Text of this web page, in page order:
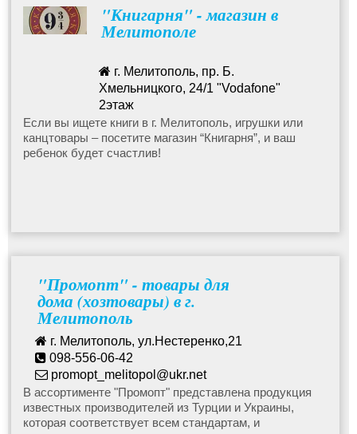
Детские шапки
Коляски
Рюкзаки, сумки и портфели
Детская и подростковая мебель
Детское питание и средства гигиены
"Книгарня" - магазин в
Мелитополе
г. Мелитополь, пр. Б.
Хмельницкого, 24/1 "Vodafone"
2этаж
096-213-35-40
books.toys.84@gmail.com
Если вы ищете книги в г. Мелитополь, игрушки или
канцтовары – посетите магазин “Книгарня”, и ваш
ребенок будет счастлив!
"Промопт" - товары для
дома (хозтовары) в г.
Мелитополь
г. Мелитополь, ул.Нестеренко,21
098-556-06-42
promopt_melitopol@ukr.net
В ассортименте "Промопт" представлена продукция
известных производителей из Турции и Украины,
которая соответствует всем стандартам, и